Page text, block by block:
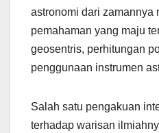
astronomi dari zamannya
pemahaman yang maju
geosentris, perhitungan
penggunaan instrumen
Salah satu pengakuan
terhadap warisan